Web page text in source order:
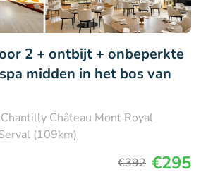
2 + ontbijt + onbeperkte
midden in het bos van
Château Mont Royal
(109km)
€392 €295